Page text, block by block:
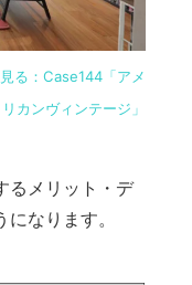
る：Case144「アメ
リカンヴィンテージ」
るメリット・デ
なります。